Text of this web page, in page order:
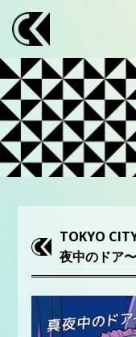
TOKYO
夜中のドア